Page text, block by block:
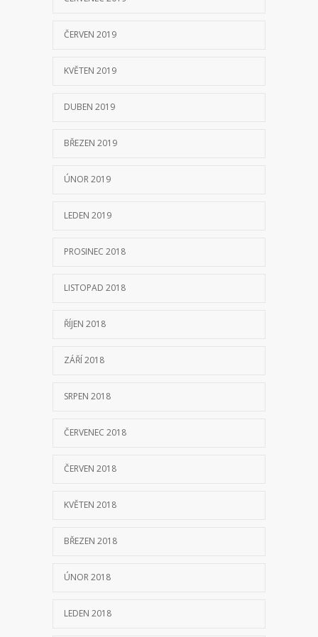
ČERVEN 2019
KVĚTEN 2019
DUBEN 2019
BŘEZEN 2019
ÚNOR 2019
LEDEN 2019
PROSINEC 2018
LISTOPAD 2018
ŘÍJEN 2018
ZÁŘÍ 2018
SRPEN 2018
ČERVENEC 2018
ČERVEN 2018
KVĚTEN 2018
BŘEZEN 2018
ÚNOR 2018
LEDEN 2018